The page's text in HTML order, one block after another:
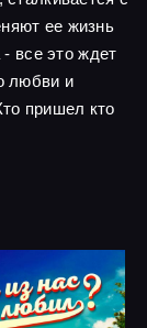
ее жизнь
- все это ждет
любви и
пришел кто